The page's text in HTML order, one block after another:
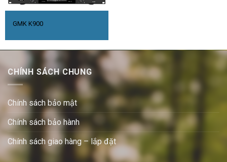
GMK K900
CHÍNH SÁCH CHUNG
Chính sách bảo mật
Chính sách bảo hành
Chính sách giao hàng – lắp đặt